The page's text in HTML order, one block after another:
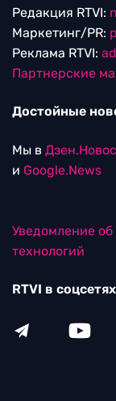
Редакция RTVI:
Маркетинг/PR:
Реклама RTVI:
Партнерские
Достойные
Мы в
и Google.News
Уведомление
технологий
RTVI в соцсетях